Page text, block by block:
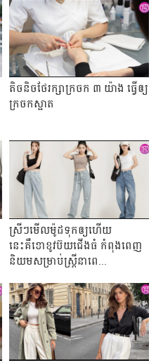
តិចនិចថែរក្សាក្រចក ៣ យ៉ាង ធ្វើឲ្យ
ក្រចកស្អាត
ស្រីៗមើលម៉ូដទុកឲ្យហើយ
នេះគឺខោខូវប៊យជើងធំ កំពុងពេញ
និយមសម្រាប់ស្ត្រីនាពេ...